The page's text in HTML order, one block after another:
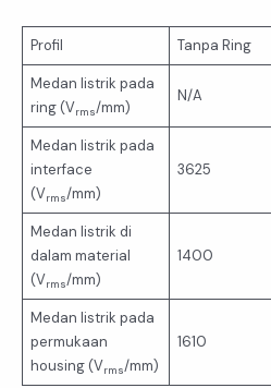
Profil Tanpa Ring
Medan listrik pada
ring (Vrms/mm)
N/A
Medan listrik pada
interface
(Vrms/mm)
3625
Medan listrik di
dalam material
(Vrms/mm)
1400
Medan listrik pada
permukaan
housing (Vrms/mm)
1610